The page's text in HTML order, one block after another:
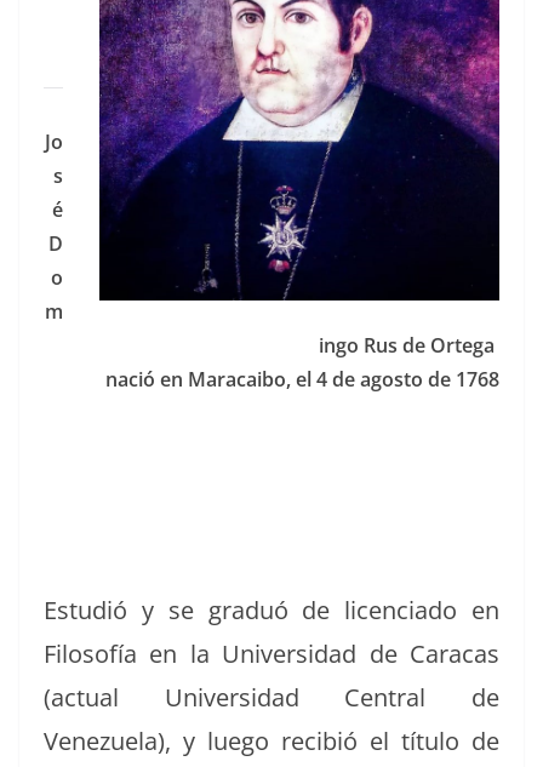
Jo
s
é
D
o
m
in­go Rus de Ortega
nació en Mara­cai­bo, el 4 de agos­to de 1768
Estudió y se graduó de licen­ci­a­do en
Filosofía en la Uni­ver­si­dad de Cara­cas
(actu­al Uni­ver­si­dad Cen­tral de
Venezuela), y luego recibió el títu­lo de